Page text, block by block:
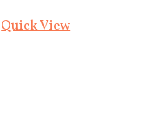
Quick View